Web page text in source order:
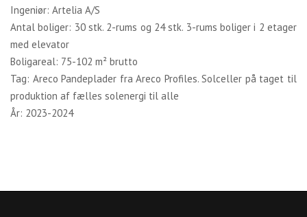
Ingeniør: Artelia A/S
Antal boliger: 30 stk. 2-rums og 24 stk. 3-rums boliger i 2 etager
med elevator
Boligareal: 75-102 m² brutto
Tag: Areco Pandeplader fra Areco Profiles. Solceller på taget til
produktion af fælles solenergi til alle
År: 2023-2024